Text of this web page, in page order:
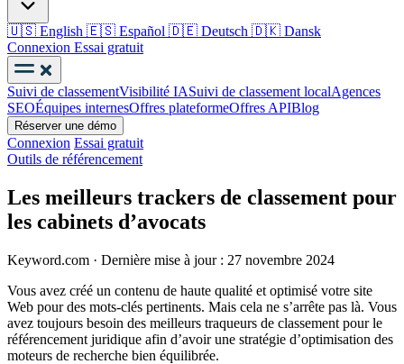
🇺🇸 English 🇪🇸 Español 🇩🇪 Deutsch 🇩🇰 Dansk
Connexion Essai gratuit
Suivi de classementVisibilité IASuivi de classement localAgences
SEOÉquipes internesOffres plateformeOffres APIBlog
Réserver une démo
Connexion Essai gratuit
Outils de référencement
Les meilleurs trackers de classement pour
les cabinets d’avocats
Keyword.com · Dernière mise à jour : 27 novembre 2024
Vous avez créé un contenu de haute qualité et optimisé votre site
Web pour des mots-clés pertinents. Mais cela ne s’arrête pas là. Vous
avez toujours besoin des meilleurs traqueurs de classement pour le
référencement juridique afin d’avoir une stratégie d’optimisation des
moteurs de recherche bien équilibrée.